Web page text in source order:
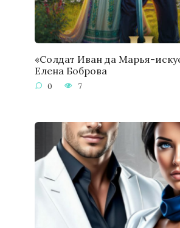
«Солдат Иван да Марья-
Елена Боброва
0 7